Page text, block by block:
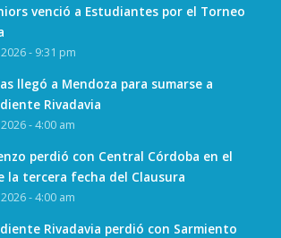
venció a Estudiantes por el Torneo
- 9:31 pm
llegó a Mendoza para sumarse a
Rivadavia
- 4:00 am
perdió con Central Córdoba en el
la tercera fecha del Clausura
- 4:00 am
Rivadavia perdió con Sarmiento